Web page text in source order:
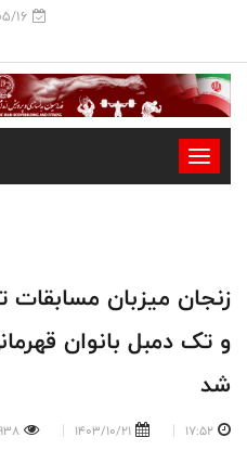
16
-
-
-
-
زنجان میزبان
و تک دمبل بانوان
شد
17:52
1403/10/21